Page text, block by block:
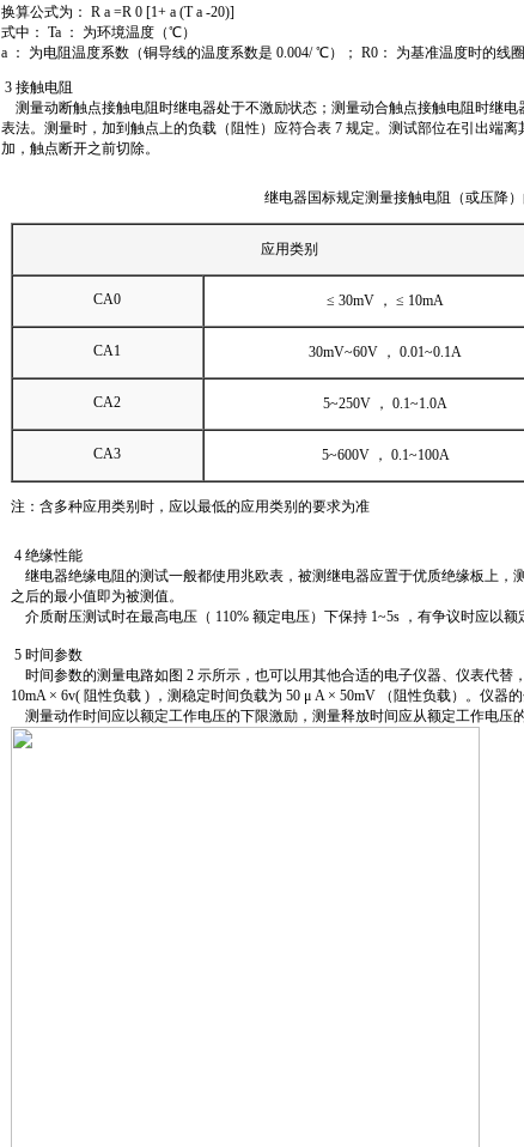
换算公式为： R a =R 0 [1+ a (T a -20)]
式中： Ta ： 为环境温度（℃）
a ： 为电阻温度系数（铜导线的温度系数是 0.004/ ℃）； R0 ： 为基准温度时的线
3 接触电阻
测量动断触点接触电阻时继电器处于不激励状态；测量动合触点接触电阻时继
表法。测量时，加到触点上的负载（阻性）应符合表 7 规定。测试部位在引出端
加，触点断开之前切除。
继电器国标规定测量接触电阻（或压降
应用类别
CA0 ≤ 30mV ， ≤ 10mA
CA1 30mV~60V ， 0.01~0.1A
CA2 5~250V ， 0.1~1.0A
CA3 5~600V ， 0.1~100A
注：含多种应用类别时，应以最低的应用类别的要求为准
4 绝缘性能
继电器绝缘电阻的测试一般都使用兆欧表，被测继电器应置于优质绝缘板上，
之后的最小值即为被测值。
介质耐压测试时在最高电压（ 110% 额定电压）下保持 1~5s ，有争议时应以额
5 时间参数
时间参数的测量电路如图 2 示所示，也可以用其他合适的电子仪器、仪表代替
10mA × 6v( 阻性负载 ) ，测稳定时间负载为 50 μ A × 50mV （阻性负载）。仪器的
测量动作时间应以额定工作电压的下限激励，测量释放时间应从额定工作电压的